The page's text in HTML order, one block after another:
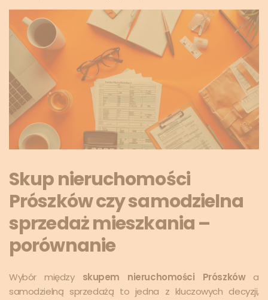
Skup nieruchomości
Prószków czy samodzielna
sprzedaż mieszkania –
porównanie
Wybór między skupem nieruchomości Prószkówa
samodzielną sprzedażą to jedna z kluczowych decyzji,